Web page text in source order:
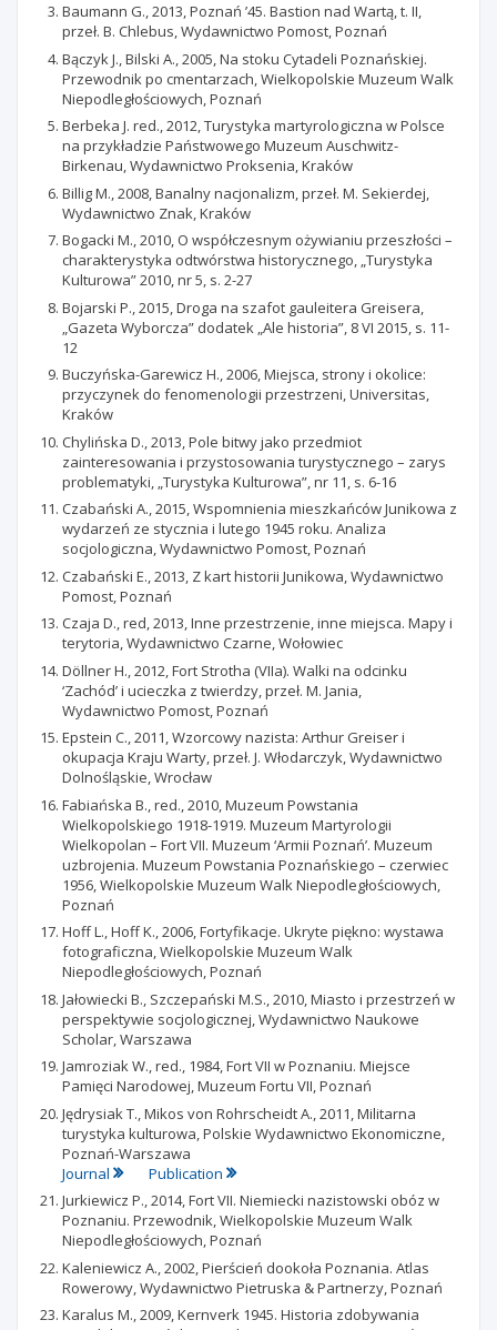
Baumann G., 2013, Poznań ’45. Bastion nad Wartą, t. II,
przeł. B. Chlebus, Wydawnictwo Pomost, Poznań
Bączyk J., Bilski A., 2005, Na stoku Cytadeli Poznańskiej.
Przewodnik po cmentarzach, Wielkopolskie Muzeum Walk
Niepodległościowych, Poznań
Berbeka J. red., 2012, Turystyka martyrologiczna w Polsce
na przykładzie Państwowego Muzeum Auschwitz-
Birkenau, Wydawnictwo Proksenia, Kraków
Billig M., 2008, Banalny nacjonalizm, przeł. M. Sekierdej,
Wydawnictwo Znak, Kraków
Bogacki M., 2010, O współczesnym ożywianiu przeszłości –
charakterystyka odtwórstwa historycznego, „Turystyka
Kulturowa” 2010, nr 5, s. 2-27
Bojarski P., 2015, Droga na szafot gauleitera Greisera,
„Gazeta Wyborcza” dodatek „Ale historia”, 8 VI 2015, s. 11-
12
Buczyńska-Garewicz H., 2006, Miejsca, strony i okolice:
przyczynek do fenomenologii przestrzeni, Universitas,
Kraków
Chylińska D., 2013, Pole bitwy jako przedmiot
zainteresowania i przystosowania turystycznego – zarys
problematyki, „Turystyka Kulturowa”, nr 11, s. 6-16
Czabański A., 2015, Wspomnienia mieszkańców Junikowa z
wydarzeń ze stycznia i lutego 1945 roku. Analiza
socjologiczna, Wydawnictwo Pomost, Poznań
Czabański E., 2013, Z kart historii Junikowa, Wydawnictwo
Pomost, Poznań
Czaja D., red, 2013, Inne przestrzenie, inne miejsca. Mapy i
terytoria, Wydawnictwo Czarne, Wołowiec
Döllner H., 2012, Fort Strotha (VIIa). Walki na odcinku
‘Zachód’ i ucieczka z twierdzy, przeł. M. Jania,
Wydawnictwo Pomost, Poznań
Epstein C., 2011, Wzorcowy nazista: Arthur Greiser i
okupacja Kraju Warty, przeł. J. Włodarczyk, Wydawnictwo
Dolnośląskie, Wrocław
Fabiańska B., red., 2010, Muzeum Powstania
Wielkopolskiego 1918-1919. Muzeum Martyrologii
Wielkopolan – Fort VII. Muzeum ‘Armii Poznań’. Muzeum
uzbrojenia. Muzeum Powstania Poznańskiego – czerwiec
1956, Wielkopolskie Muzeum Walk Niepodległościowych,
Poznań
Hoff L., Hoff K., 2006, Fortyfikacje. Ukryte piękno: wystawa
fotograficzna, Wielkopolskie Muzeum Walk
Niepodległościowych, Poznań
Jałowiecki B., Szczepański M.S., 2010, Miasto i przestrzeń w
perspektywie socjologicznej, Wydawnictwo Naukowe
Scholar, Warszawa
Jamroziak W., red., 1984, Fort VII w Poznaniu. Miejsce
Pamięci Narodowej, Muzeum Fortu VII, Poznań
Jędrysiak T., Mikos von Rohrscheidt A., 2011, Militarna
turystyka kulturowa, Polskie Wydawnictwo Ekonomiczne,
Poznań-Warszawa
Journal
Publication
Jurkiewicz P., 2014, Fort VII. Niemiecki nazistowski obóz w
Poznaniu. Przewodnik, Wielkopolskie Muzeum Walk
Niepodległościowych, Poznań
Kaleniewicz A., 2002, Pierścień dookoła Poznania. Atlas
Rowerowy, Wydawnictwo Pietruska & Partnerzy, Poznań
Karalus M., 2009, Kernverk 1945. Historia zdobywania